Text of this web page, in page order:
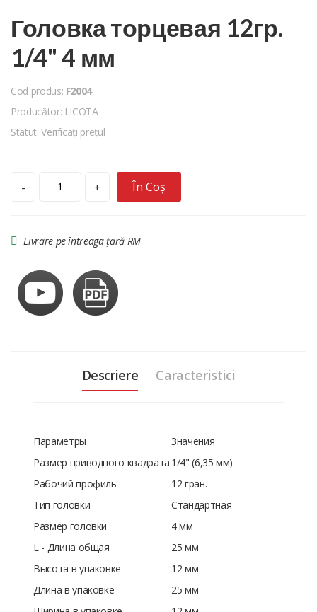
Головка торцевая 12гр.
1/4" 4 мм
Cod produs: F2004
Producător: LICOTA
Statut: Verificați prețul
- + În Coș
Livrare pe întreaga țară RM
Descriere Caracteristici
Параметры
Значения
Размер приводного квадрата 1/4" (6,35 мм)
Рабочий профиль
12 гран.
Тип головки
Стандартная
Размер головки
4 мм
L - Длина общая
25 мм
Высота в упаковке
12 мм
Длина в упаковке
25 мм